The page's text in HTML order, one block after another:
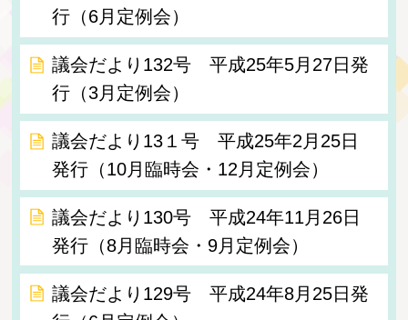
行（6月定例会）
議会だより132号 平成25年5月27日発
行（3月定例会）
議会だより13１号 平成25年2月25日
発行（10月臨時会・12月定例会）
議会だより130号 平成24年11月26日
発行（8月臨時会・9月定例会）
議会だより129号 平成24年8月25日発